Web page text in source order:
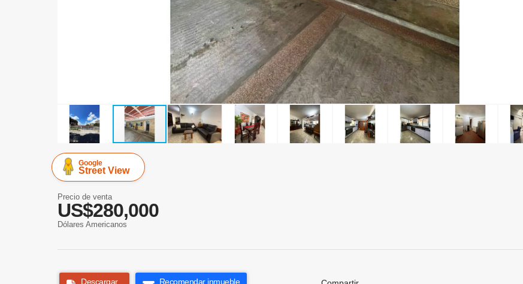
Google
Street View
Precio de venta
US$280,000
Dólares Americanos
Descargar
Recomendar inmueble